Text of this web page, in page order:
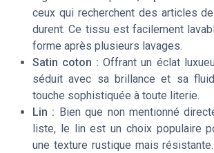
ceux qui recherchent des articles
durent. Ce tissu est facilement
forme après plusieurs lavages.
Satin coton : Offrant un éclat
séduit avec sa brillance et sa
touche sophistiquée à toute literie.
Lin : Bien que non mentionné
liste, le lin est un choix populaire
une texture rustique mais